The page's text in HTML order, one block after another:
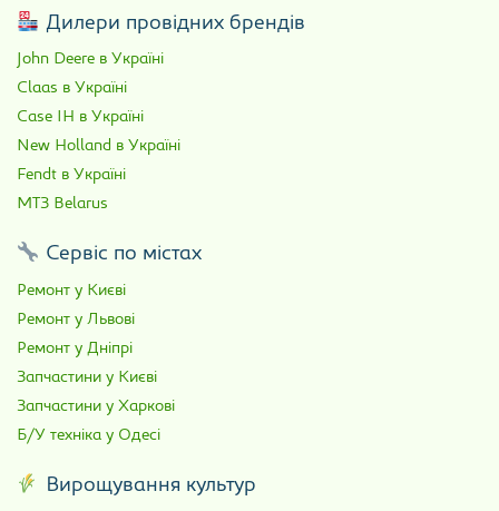
Дилери провідних брендів
John Deere в Україні
Claas в Україні
Case IH в Україні
New Holland в Україні
Fendt в Україні
МТЗ Belarus
Сервіс по містах
Ремонт у Києві
Ремонт у Львові
Ремонт у Дніпрі
Запчастини у Києві
Запчастини у Харкові
Б/У техніка у Одесі
Вирощування культур